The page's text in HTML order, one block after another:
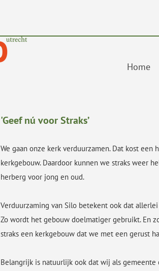
Home
'Geef nú voor Straks’
We gaan onze kerk verduurzamen. Dat kost
kerkgebouw. Daardoor kunnen we straks weer
herberg voor jong en oud.
Verduurzaming van Silo betekent ook dat
Zo wordt het gebouw doelmatiger gebruikt. En
straks een kerkgebouw dat we met een gerust
Belangrijk is natuurlijk ook dat wij als